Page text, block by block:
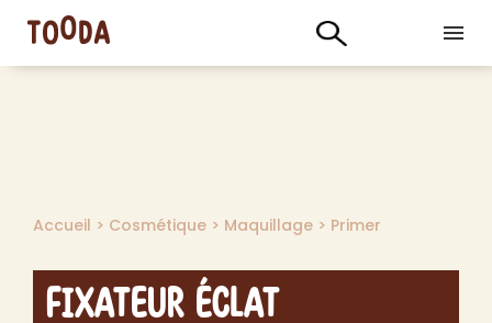
Accueil > Cosmétique > Maquillage > Primer
Fixateur Éclat